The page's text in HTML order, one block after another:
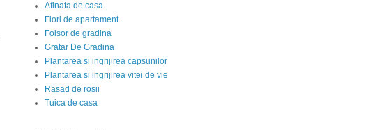
Afinata de casa
Flori de apartament
Foisor de gradina
Gratar De Gradina
Plantarea si ingrijirea capsunilor
Plantarea si ingrijirea vitei de vie
Rasad de rosii
Tuica de casa